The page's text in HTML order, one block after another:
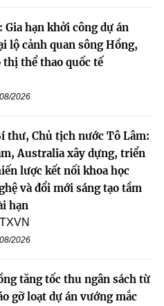
Gia hạn khởi công dự án
lộ cảnh quan sông Hồng,
thị thể thao quốc tế
2026
thư, Chủ tịch nước Tô Lâm:
Australia xây dựng, triển
lược kết nối khoa học
và đổi mới sáng tạo tầm
hạn
2026
tăng tốc thu ngân sách từ
gỡ loạt dự án vướng mắc